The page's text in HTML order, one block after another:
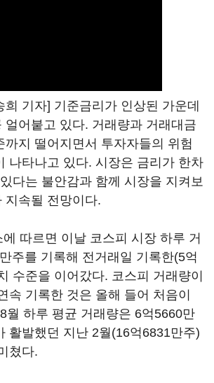
희 기자] 기준금리가 인상된 가운데
얼어붙고 있다. 거래량과 거래대금
까지 떨어지면서 투자자들의 위험
나타나고 있다. 시장은 금리가 한차
다는 불안감과 함께 시장을 지켜보
지속될 전망이다.
따르면 이날 코스피 시장 하루 거
주를 기록해 전거래일 기록한(5억
수준을 이어갔다. 코스피 거래량이
속 기록한 것은 올해 들어 처음이
월 하루 평균 거래량은 6억5660만
활발했던 지난 2월(16억6831만주)
쳤다.